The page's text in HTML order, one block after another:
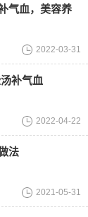
气血，美容养
2022-03-31
补气血
2022-04-22
法
2021-05-31